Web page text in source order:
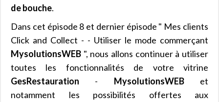
de bouche.
Dans cet épisode 8 et dernier épisode " Mes clients
Click and Collect - - Utiliser le mode commerçant
MysolutionsWEB ", nous allons continuer à utiliser
toutes les fonctionnalités de votre vitrine
GesRestauration - MysolutionsWEBet
notamment les possibilités offertes aux